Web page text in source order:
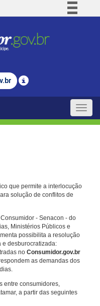
Comunica BR
Legislação
Toggle
que permite a interlocução
solução de conflitos de
- Senacon - do
Ministérios Públicos e
possibilita a resolução
e desburocratizada:
no Consumidor.gov.br
as demandas dos
entre consumidores,
a partir das seguintes